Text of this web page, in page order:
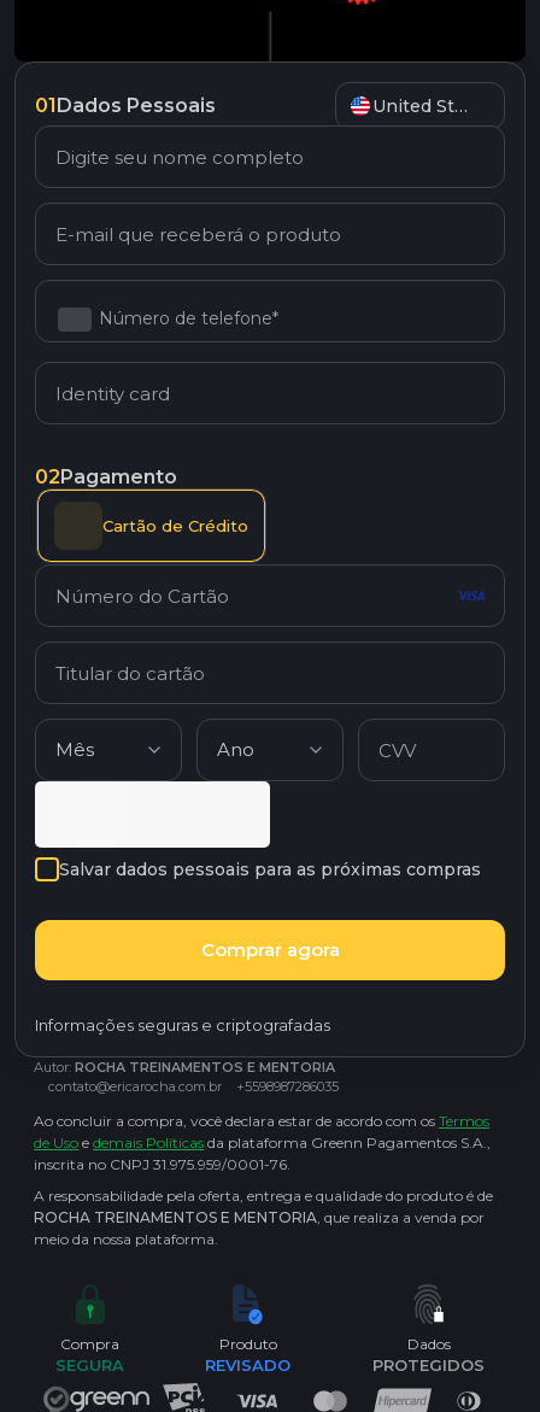
01Dados Pessoais United States
Número de telefone*
02Pagamento
Cartão de Crédito
Salvar dados pessoais para as próximas compras
Comprar agora
Informações seguras e criptografadas
Autor: ROCHA TREINAMENTOS E MENTORIA
contato@ericarocha.com.br
+5598987286035
Ao concluir a compra, você declara estar de acordo com os Termos
de Uso e demais Políticas da plataforma Greenn Pagamentos S.A.,
inscrita no CNPJ 31.975.959/0001-76.
A responsabilidade pela oferta, entrega e qualidade do produto é de
ROCHA TREINAMENTOS E MENTORIA, que realiza a venda por
meio da nossa plataforma.
Compra
SEGURA
Produto
REVISADO
Dados
PROTEGIDOS